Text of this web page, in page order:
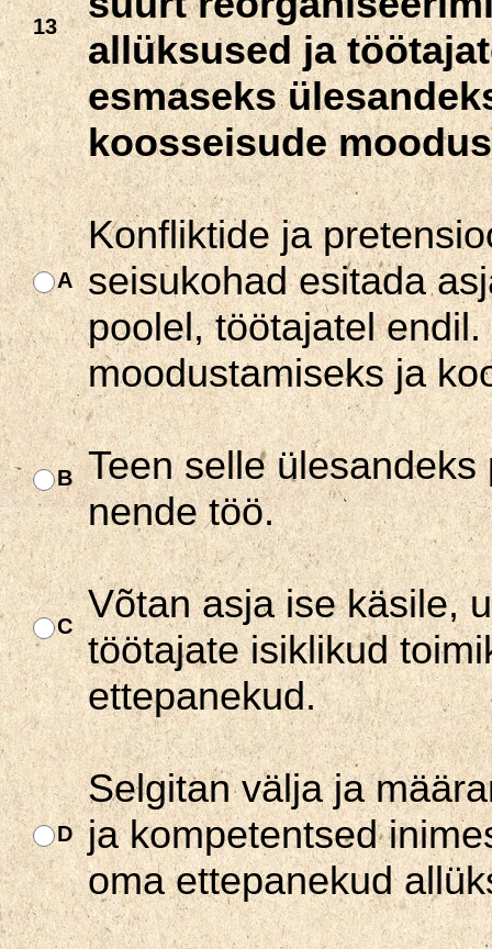
13
allüksused ja
esmaseks
koosseisude
A
Konfliktide ja
seisukohad esitada
poolel, töötajatel
moodustamiseks ja
B
Teen selle
nende töö.
C
Võtan asja ise käsile,
töötajate isiklikud
ettepanekud.
D
Selgitan välja ja
ja kompetentsed
oma ettepanekud